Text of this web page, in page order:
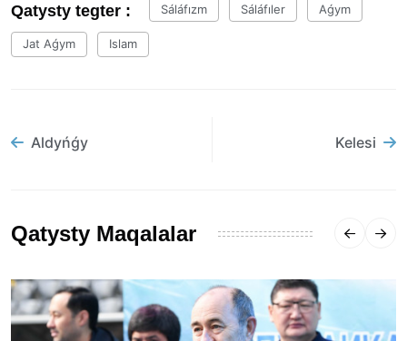
Qatysty tegter : Sáláfızm Sáláfıler Aǵym
Jat Aǵym Islam
Aldyńǵy Kelesi
Qatysty Maqalalar